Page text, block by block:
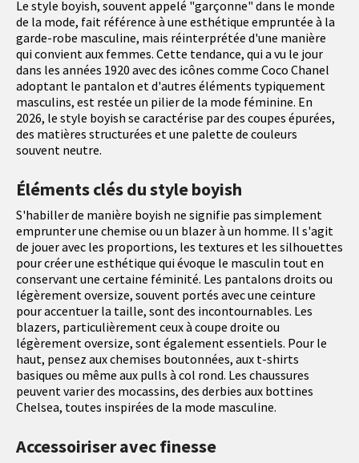
Le style boyish, souvent appelé "garçonne" dans le monde
de la mode, fait référence à une esthétique empruntée à la
garde-robe masculine, mais réinterprétée d'une manière
qui convient aux femmes. Cette tendance, qui a vu le jour
dans les années 1920 avec des icônes comme Coco Chanel
adoptant le pantalon et d'autres éléments typiquement
masculins, est restée un pilier de la mode féminine. En
2026, le style boyish se caractérise par des coupes épurées,
des matières structurées et une palette de couleurs
souvent neutre.
Éléments clés du style boyish
S'habiller de manière boyish ne signifie pas simplement
emprunter une chemise ou un blazer à un homme. Il s'agit
de jouer avec les proportions, les textures et les silhouettes
pour créer une esthétique qui évoque le masculin tout en
conservant une certaine féminité. Les pantalons droits ou
légèrement oversize, souvent portés avec une ceinture
pour accentuer la taille, sont des incontournables. Les
blazers, particulièrement ceux à coupe droite ou
légèrement oversize, sont également essentiels. Pour le
haut, pensez aux chemises boutonnées, aux t-shirts
basiques ou même aux pulls à col rond. Les chaussures
peuvent varier des mocassins, des derbies aux bottines
Chelsea, toutes inspirées de la mode masculine.
Accessoiriser avec finesse